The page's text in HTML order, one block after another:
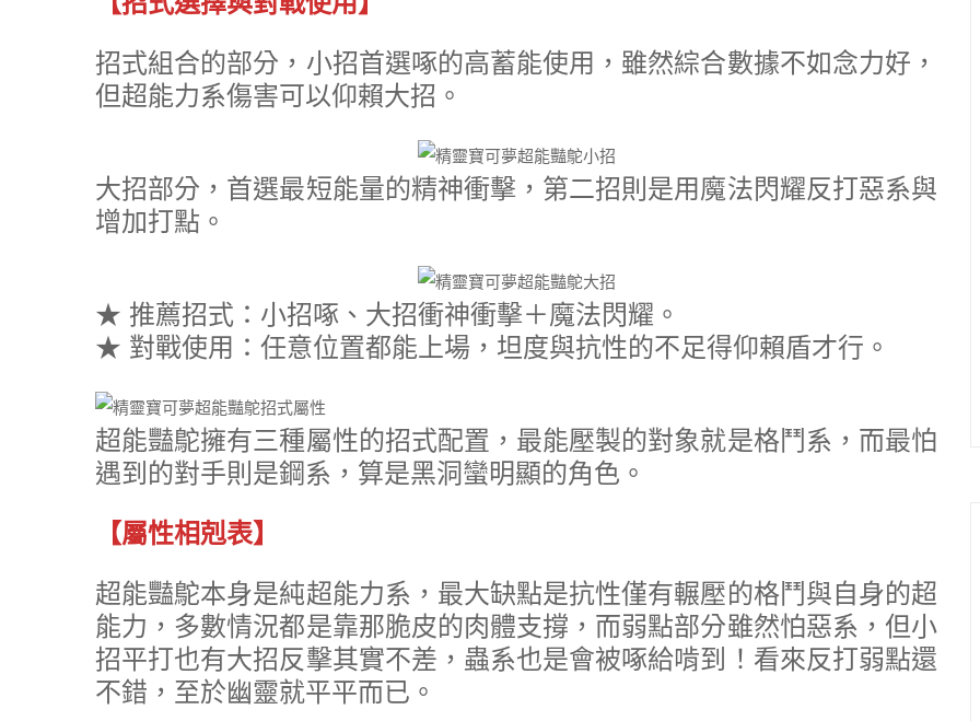
招式組合的部分，小招首選啄的高蓄能使用，雖然綜合數據不如念力好，
但超能力系傷害可以仰賴大招。
大招部分，首選最短能量的精神衝擊，第二招則是用魔法閃耀反打惡系與
增加打點。
★ 推薦招式：小招啄、大招衝神衝擊＋魔法閃耀。
★ 對戰使用：任意位置都能上場，坦度與抗性的不足得仰賴盾才行。
超能豔鴕擁有三種屬性的招式配置，最能壓製的對象就是格鬥系，而最怕
遇到的對手則是鋼系，算是黑洞蠻明顯的角色。
【屬性相剋表】
超能豔鴕本身是純超能力系，最大缺點是抗性僅有輾壓的格鬥與自身的超
能力，多數情況都是靠那脆皮的肉體支撐，而弱點部分雖然怕惡系，但小
招平打也有大招反擊其實不差，蟲系也是會被啄給啃到！看來反打弱點還
不錯，至於幽靈就平平而已。